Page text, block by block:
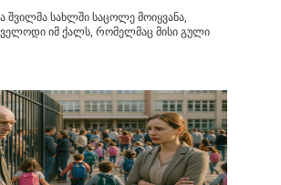
შვილმა სახლში საცოლე მოიყვანა,
იმ ქალს, რომელმაც მისი გული